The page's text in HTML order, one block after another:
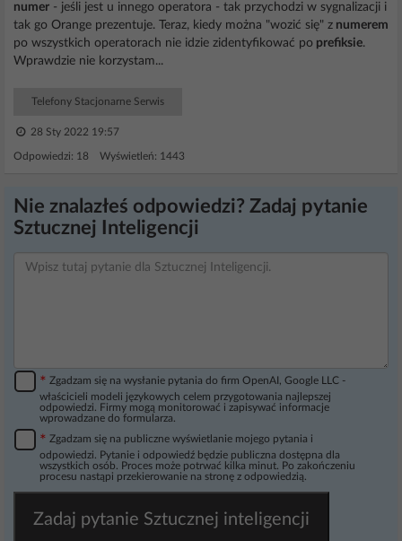
numer - jeśli jest u innego operatora - tak przychodzi w sygnalizacji i
tak go Orange prezentuje. Teraz, kiedy można "wozić się" z numerem
po wszystkich operatorach nie idzie zidentyfikować po prefiksie.
Wprawdzie nie korzystam...
Telefony Stacjonarne Serwis
28 Sty 2022 19:57
Odpowiedzi: 18 Wyświetleń: 1443
Nie znalazłeś odpowiedzi? Zadaj pytanie
Sztucznej Inteligencji
* Zgadzam się na wysłanie pytania do firm OpenAI, Google LLC -
właścicieli modeli językowych celem przygotowania najlepszej
odpowiedzi. Firmy mogą monitorować i zapisywać informacje
wprowadzane do formularza.
* Zgadzam się na publiczne wyświetlanie mojego pytania i
odpowiedzi. Pytanie i odpowiedź będzie publiczna dostępna dla
wszystkich osób. Proces może potrwać kilka minut. Po zakończeniu
procesu nastąpi przekierowanie na stronę z odpowiedzią.
Zadaj pytanie Sztucznej inteligencji